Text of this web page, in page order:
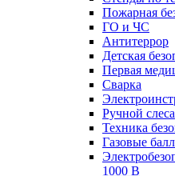
Пожарная
ГО и ЧС
Антитеррор
Детская
Первая
Сварка
Ручной
Техника
Газовые
1000 В